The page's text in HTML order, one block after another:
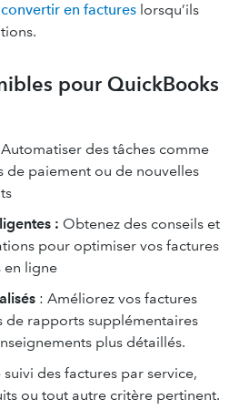
en factures lorsqu’ils
pour QuickBooks
des tâches comme
de paiement ou de nouvelles
: Obtenez des conseils et
pour optimiser vos factures
en ligne
: Améliorez vos factures
de rapports supplémentaires
plus détaillés.
suivi des factures par service,
ou tout autre critère pertinent.